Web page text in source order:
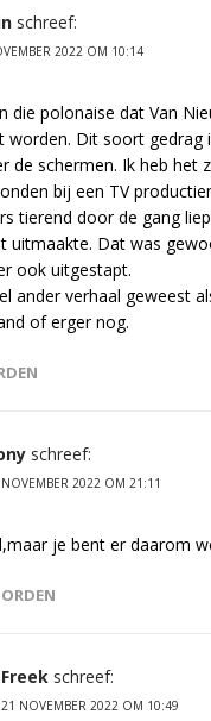
schreef:
2022 OM 10:14
die polonaise dat Van
worden. Dit soort gedrag
de schermen. Ik heb het
bij een TV
tierend door de gang
uitmaakte. Dat was
ook uitgestapt.
ander verhaal geweest
of erger nog.
schreef:
2022 OM 21:11
je bent er daarom
Freek schreef:
21 NOVEMBER 2022 OM 10:49